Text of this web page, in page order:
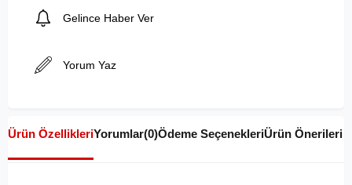
Gelince Haber Ver
Yorum Yaz
Ürün ÖzellikleriYorumlar(0)Ödeme SeçenekleriÜrün Önerileri